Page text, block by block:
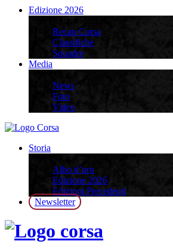
Edizione 2026
Recap Corsa
Classifiche
Squadre
Media
News
Foto
Video
Storia
Albo d’oro
Edizione 2026
Edizioni Precedenti
Newsletter